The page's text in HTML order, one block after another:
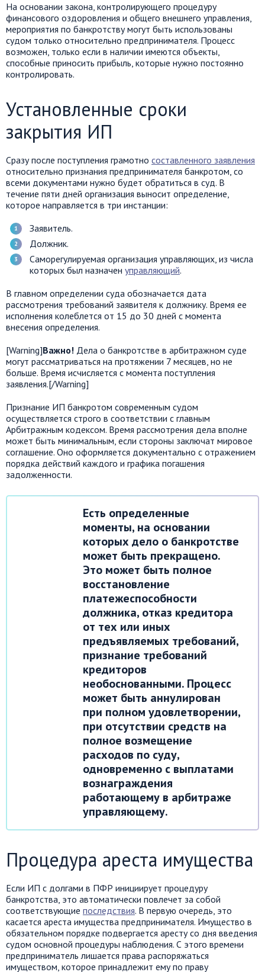
На основании закона, контролирующего процедуру
финансового оздоровления и общего внешнего управления,
мероприятия по банкротству могут быть использованы
судом только относительно предпринимателя. Процесс
возможен, только если в наличии имеются объекты,
способные приносить прибыль, которые нужно постоянно
контролировать.
Установленные сроки
закрытия ИП
Сразу после поступления грамотно составленного заявления
относительно признания предпринимателя банкротом, со
всеми документами нужно будет обратиться в суд. В
течение пяти дней организация выносит определение,
которое направляется в три инстанции:
Заявитель.
Должник.
Саморегулируемая организация управляющих, из числа
которых был назначен управляющий.
В главном определении суда обозначается дата
рассмотрения требований заявителя к должнику. Время ее
исполнения колеблется от 15 до 30 дней с момента
внесения определения.
[Warning]Важно! Дела о банкротстве в арбитражном суде
могут рассматриваться на протяжении 7 месяцев, но не
больше. Время исчисляется с момента поступления
заявления.[/Warning]
Признание ИП банкротом современным судом
осуществляется строго в соответствии с главным
Арбитражным кодексом. Время рассмотрения дела вполне
может быть минимальным, если стороны заключат мировое
соглашение. Оно оформляется документально с отражением
порядка действий каждого и графика погашения
задолженности.
Есть определенные
моменты, на основании
которых дело о банкротстве
может быть прекращено.
Это может быть полное
восстановление
платежеспособности
должника, отказ кредитора
от тех или иных
предъявляемых требований,
признание требований
кредиторов
необоснованными. Процесс
может быть аннулирован
при полном удовлетворении,
при отсутствии средств на
полное возмещение
расходов по суду,
одновременно с выплатами
вознаграждения
работающему в арбитраже
управляющему.
Процедура ареста имущества
Если ИП с долгами в ПФР инициирует процедуру
банкротства, это автоматически повлечет за собой
соответствующие последствия. В первую очередь, это
касается ареста имущества предпринимателя. Имущество в
обязательном порядке подвергается аресту со дня введения
судом основной процедуры наблюдения. С этого времени
предприниматель лишается права распоряжаться
имуществом, которое принадлежит ему по праву